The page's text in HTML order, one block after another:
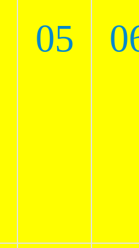
05